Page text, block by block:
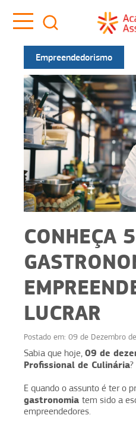
Empreendedorismo
CONHEÇA
LUCRAR
Postado em: 09 de Dezembro
Sabia que hoje, 09 de
Profissional de Culinária?
E quando o assunto é ter o
gastronomia tem sido a
empreendedores.